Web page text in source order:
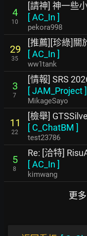
4
10
[請神] 神一些
[AC_In ]
pekora998
29
35
[推薦][珍綠]關
[AC_In ]
ww1tank
3
7
[情報] SRS
[JAM_Project]
MikageSayo
11
22
[檢舉]
[ C_ChatBM ]
test23786
5
8
Re: [洽特]
[AC_In ]
kimwang
更